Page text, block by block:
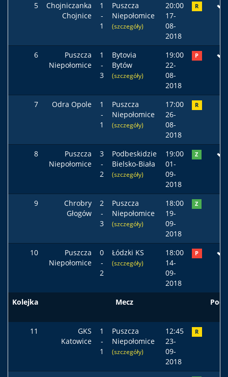
5
Chojniczanka
Chojnice
1
-
1
Puszcza
Niepołomice
(szczegóły)
20:00
17-
08-
2018
R
6
Puszcza
Niepołomice
1
-
3
Bytovia
Bytów
(szczegóły)
19:00
22-
08-
2018
P
7 Odra Opole
1
-
1
Puszcza
Niepołomice
(szczegóły)
17:00
26-
08-
2018
R
8
Puszcza
Niepołomice
3
-
2
Podbeskidzie
Bielsko-Biała
(szczegóły)
19:00
01-
09-
2018
Z
9
Chrobry
Głogów
2
-
3
Puszcza
Niepołomice
(szczegóły)
18:00
19-
09-
2018
Z
10
Puszcza
Niepołomice
0
-
2
Łódzki KS
(szczegóły)
18:00
14-
09-
2018
P
Kolejka Mecz
11
GKS
Katowice
1
-
1
Puszcza
Niepołomice
(szczegóły)
12:45
23-
09-
2018
R